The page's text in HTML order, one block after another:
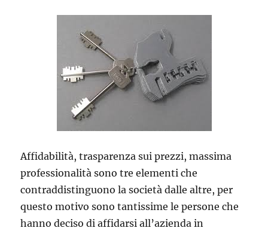
Affidabilità, trasparenza sui prezzi, massima
professionalità sono tre elementi che
contraddistinguono la società dalle altre, per
questo motivo sono tantissime le persone che
hanno deciso di affidarsi all’azienda in